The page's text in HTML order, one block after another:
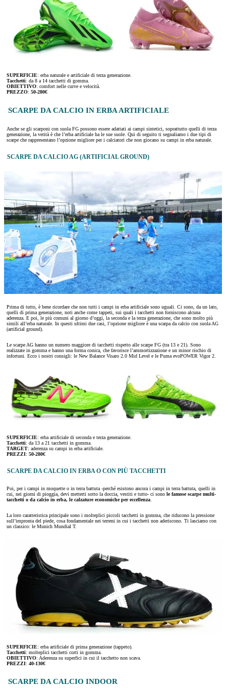
SUPERFICIE: erba naturale e artificiale di terza generazione.
Tacchetti: da 8 a 14 tacchetti di gomma.
OBIETTIVO: comfort nelle curve e velocità.
PREZZO: 50-280€
SCARPE DA CALCIO IN ERBA ARTIFICIALE
Anche se gli scarponi con suola FG possono essere adattati ai campi sintetici, soprattutto quelli di terza
generazione, la verità è che l’erba artificiale ha le sue suole. Qui di seguito ti segnaliamo i due tipi di
scarpe che rappresentano l’opzione migliore per i calciatori che non giocano su campi in erba naturale.
SCARPE DA CALCIO AG (ARTIFICIAL GROUND)
Prima di tutto, è bene ricordare che non tutti i campi in erba artificiale sono uguali. Ci sono, da un lato,
quelli di prima generazione, noti anche come tappeti, sui quali i tacchetti non forniscono alcuna
aderenza. E poi, le più comuni al giorno d’oggi, la seconda e la terza generazione, che sono molto più
simili all’erba naturale. In questi ultimi due casi, l’opzione migliore è una scarpa da calcio con suola AG
(artificial ground).
Le scarpe AG hanno un numero maggiore di tacchetti rispetto alle scarpe FG (tra 13 e 21). Sono
realizzate in gomma e hanno una forma conica, che favorisce l’ammortizzazione e un minor rischio di
infortuni. Ecco i nostri consigli: le New Balance Visaro 2.0 Mid Level e le Puma evoPOWER Vigor 2.
SUPERFICIE: erba artificiale di seconda e terza generazione.
Tacchetti: da 13 a 21 tacchetti in gomma.
TARGET: aderenza su campi in erba artificiale.
PREZZI: 50-280€
SCARPE DA CALCIO IN ERBA O CON PIÙ TACCHETTI
Poi, per i campi in moquette o in terra battuta -perché esistono ancora i campi in terra battuta, quelli in
cui, nei giorni di pioggia, devi metterti sotto la doccia, vestiti e tutto- ci sono le famose scarpe multi-
tacchetti o da calcio in erba, le calzature economiche per eccellenza
La loro caratteristica principale sono i molteplici piccoli tacchetti in gomma, che riducono la pressione
sull’impronta del piede, cosa fondamentale nei terreni in cui i tacchetti non aderiscono. Ti lasciamo con
un classico: le Munich Mundial T.
SUPERFICIE: erba artificiale di prima generazione (tappeto).
Tacchetti: molteplici tacchetti corti in gomma.
OBIETTIVO: Aderenza su superfici in cui il tacchetto non scava.
PREZZI: 40-130€
SCARPE DA CALCIO INDOOR